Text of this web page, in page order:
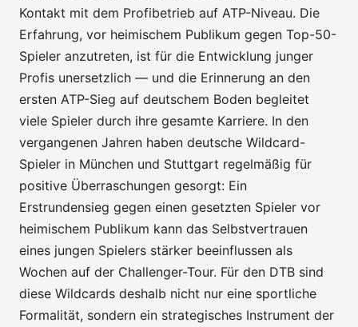
Kontakt mit dem Profibetrieb auf ATP-Niveau. Die
Erfahrung, vor heimischem Publikum gegen Top-50-
Spieler anzutreten, ist für die Entwicklung junger
Profis unersetzlich — und die Erinnerung an den
ersten ATP-Sieg auf deutschem Boden begleitet
viele Spieler durch ihre gesamte Karriere. In den
vergangenen Jahren haben deutsche Wildcard-
Spieler in München und Stuttgart regelmäßig für
positive Überraschungen gesorgt: Ein
Erstrundensieg gegen einen gesetzten Spieler vor
heimischem Publikum kann das Selbstvertrauen
eines jungen Spielers stärker beeinflussen als
Wochen auf der Challenger-Tour. Für den DTB sind
diese Wildcards deshalb nicht nur eine sportliche
Formalität, sondern ein strategisches Instrument der